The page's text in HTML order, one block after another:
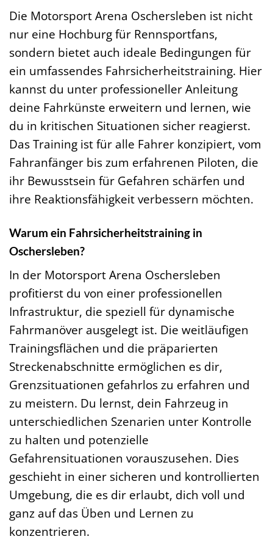
Die Motorsport Arena Oschersleben ist nicht
nur eine Hochburg für Rennsportfans,
sondern bietet auch ideale Bedingungen für
ein umfassendes Fahrsicherheitstraining. Hier
kannst du unter professioneller Anleitung
deine Fahrkünste erweitern und lernen, wie
du in kritischen Situationen sicher reagierst.
Das Training ist für alle Fahrer konzipiert, vom
Fahranfänger bis zum erfahrenen Piloten, die
ihr Bewusstsein für Gefahren schärfen und
ihre Reaktionsfähigkeit verbessern möchten.
Warum ein Fahrsicherheitstraining in
Oschersleben?
In der Motorsport Arena Oschersleben
profitierst du von einer professionellen
Infrastruktur, die speziell für dynamische
Fahrmanöver ausgelegt ist. Die weitläufigen
Trainingsflächen und die präparierten
Streckenabschnitte ermöglichen es dir,
Grenzsituationen gefahrlos zu erfahren und
zu meistern. Du lernst, dein Fahrzeug in
unterschiedlichen Szenarien unter Kontrolle
zu halten und potenzielle
Gefahrensituationen vorauszusehen. Dies
geschieht in einer sicheren und kontrollierten
Umgebung, die es dir erlaubt, dich voll und
ganz auf das Üben und Lernen zu
konzentrieren.